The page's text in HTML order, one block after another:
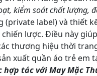
kiểm soát chất lượng,
label) và thiết
lược. Điều này giúp
thương hiệu thời
xuất quần áo trẻ em
tác với May Mặc